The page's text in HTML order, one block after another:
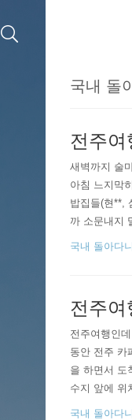
국내 돌
전주여
새벽까지 술
아침 느지막
밥집들(현**,
까 소문내지
업시간이 짧
국내 돌아다
전주
전주여행인
동안 전주 카
을 하면서 도
수지 앞에 위
을 땐 신기하
국내 돌아다